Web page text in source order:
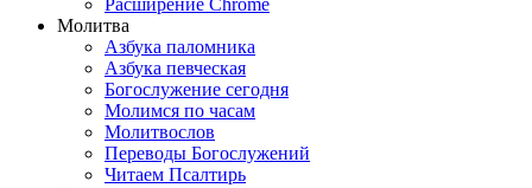
Расширение Chrome
Молитва
Азбука паломника
Азбука певческая
Богослужение сегодня
Молимся по часам
Молитвослов
Переводы Богослужений
Читаем Псалтирь